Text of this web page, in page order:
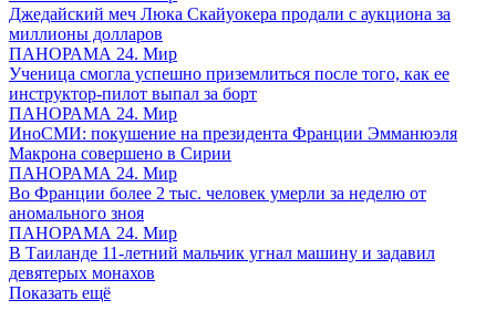
Джедайский меч Люка Скайуокера продали с аукциона за
миллионы долларов
ПАНОРАМА 24. Мир
Ученица смогла успешно приземлиться после того, как ее
инструктор-пилот выпал за борт
ПАНОРАМА 24. Мир
ИноСМИ: покушение на президента Франции Эмманюэля
Макрона совершено в Сирии
ПАНОРАМА 24. Мир
Во Франции более 2 тыс. человек умерли за неделю от
аномального зноя
ПАНОРАМА 24. Мир
В Таиланде 11-летний мальчик угнал машину и задавил
девятерых монахов
Показать ещё